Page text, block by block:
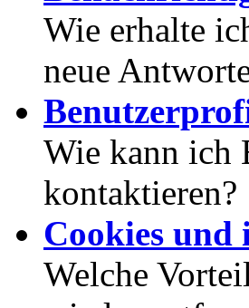
Wie erhalte
neue
Wie kann ich
kontaktieren?
Cookies und
Welche